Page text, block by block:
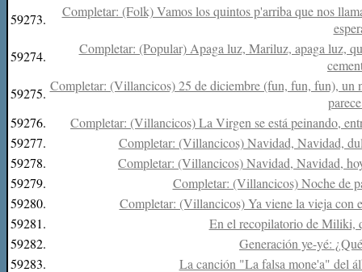
59273.
Completar: (Folk) Vamos los quintos p'arriba que nos
59274.
Completar: (Popular) Apaga luz, Mariluz, apaga luz,
59275. Completar: (Villancicos) 25 de diciembre (fun, fun, fun), un
59276.
Completar: (Villancicos) La Virgen se está peinando,
59277.
Completar: (Villancicos) Navidad, Navidad,
59278.
Completar: (Villancicos) Navidad, Navidad,
59279.
Completar: (Villancicos) Noche de
59280.
Completar: (Villancicos) Ya viene la vieja con
59281.
En el recopilatorio de Miliki,
59282.
Generación ye-yé:
59283.
La canción "La falsa mone'a" del